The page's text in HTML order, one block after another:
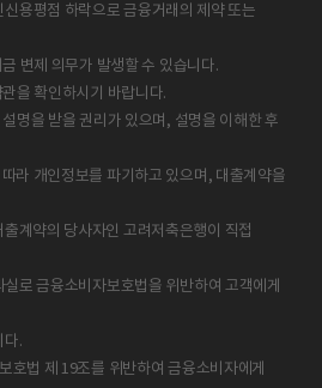
신용평점 하락으로 금융거래의 제약 또는
변제 의무가 발생할 수 있습니다.
을 확인하시기 바랍니다.
명을 받을 권리가 있으며, 설명을 이해한 후
라 개인정보를 파기하고 있으며, 대출계약을
계약의 당사자인 고려저축은행이 직접
로 금융소비자보호법을 위반하여 고객에게
다.
호법 제 19조를 위반하여 금융소비자에게